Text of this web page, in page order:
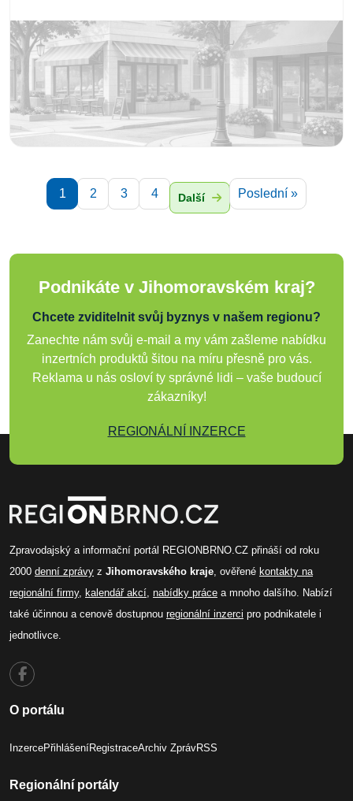
1 2 3 4 Další Poslední »
Podnikáte v Jihomoravském kraj?
Chcete zviditelnit svůj byznys v našem regionu?
Zanechte nám svůj e-mail a my vám zašleme nabídku
inzertních produktů šitou na míru přesně pro vás.
Reklama u nás osloví ty správné lidi – vaše budoucí
zákazníky!
REGIONÁLNÍ INZERCE
Zpravodajský a informační portál REGIONBRNO.CZ přináší od roku
2000 denní zprávy z Jihomoravského kraje, ověřené kontakty na
regionální firmy, kalendář akcí, nabídky práce a mnoho dalšího. Nabízí
také účinnou a cenově dostupnou regionální inzerci pro podnikatele i
jednotlivce.
O portálu
InzercePřihlášeníRegistraceArchiv ZprávRSS
Regionální portály